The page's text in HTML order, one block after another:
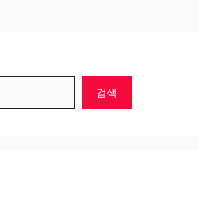
검색